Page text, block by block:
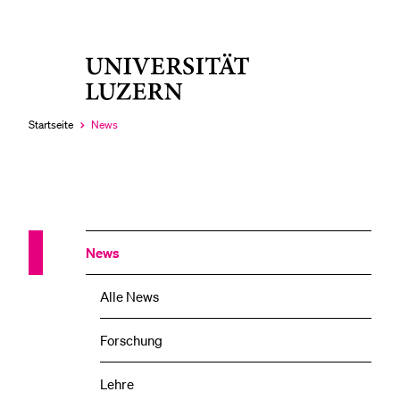
Startseite
Aktuell
News
News
Alle News
Forschung
Lehre
LETZTE SUCHEN